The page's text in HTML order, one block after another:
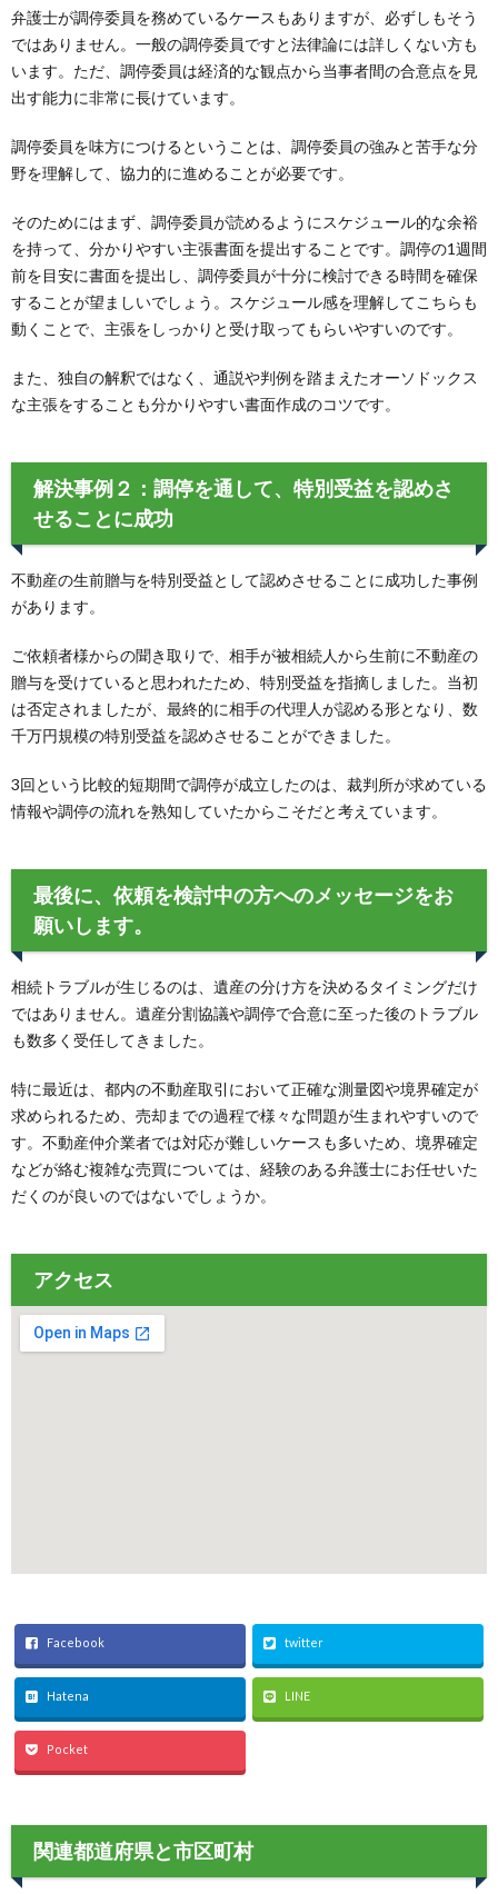
弁護士が調停委員を務めているケースもありますが、必ずしもそう
ではありません。一般の調停委員ですと法律論には詳しくない方も
います。ただ、調停委員は経済的な観点から当事者間の合意点を見
出す能力に非常に長けています。
調停委員を味方につけるということは、調停委員の強みと苦手な分
野を理解して、協力的に進めることが必要です。
そのためにはまず、調停委員が読めるようにスケジュール的な余裕
を持って、分かりやすい主張書面を提出することです。調停の1週間
前を目安に書面を提出し、調停委員が十分に検討できる時間を確保
することが望ましいでしょう。スケジュール感を理解してこちらも
動くことで、主張をしっかりと受け取ってもらいやすいのです。
また、独自の解釈ではなく、通説や判例を踏まえたオーソドックス
な主張をすることも分かりやすい書面作成のコツです。
解決事例２：調停を通して、特別受益を認めさ
せることに成功
不動産の生前贈与を特別受益として認めさせることに成功した事例
があります。
ご依頼者様からの聞き取りで、相手が被相続人から生前に不動産の
贈与を受けていると思われたため、特別受益を指摘しました。当初
は否定されましたが、最終的に相手の代理人が認める形となり、数
千万円規模の特別受益を認めさせることができました。
3回という比較的短期間で調停が成立したのは、裁判所が求めている
情報や調停の流れを熟知していたからこそだと考えています。
最後に、依頼を検討中の方へのメッセージをお
願いします。
相続トラブルが生じるのは、遺産の分け方を決めるタイミングだけ
ではありません。遺産分割協議や調停で合意に至った後のトラブル
も数多く受任してきました。
特に最近は、都内の不動産取引において正確な測量図や境界確定が
求められるため、売却までの過程で様々な問題が生まれやすいので
す。不動産仲介業者では対応が難しいケースも多いため、境界確定
などが絡む複雑な売買については、経験のある弁護士にお任せいた
だくのが良いのではないでしょうか。
アクセス
Facebook twitter
Hatena LINE
Pocket
関連都道府県と市区町村